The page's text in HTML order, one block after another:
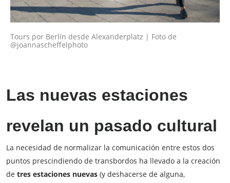
Tours por Berlín desde Alexanderplatz | Foto de
@joannascheffelphoto
Las nuevas estaciones
revelan un pasado cultural
La necesidad de normalizar la comunicación entre estos dos
puntos prescindiendo de transbordos ha llevado a la creación
de tres estaciones nuevas (y deshacerse de alguna,